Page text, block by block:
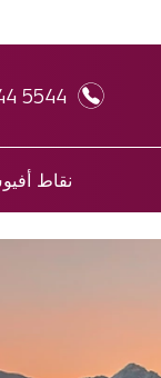
5544
نقاط